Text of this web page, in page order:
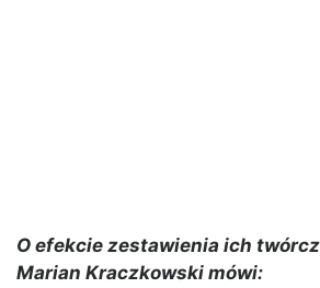
O efekcie zestawienia ich
Marian Kraczkowski mówi: